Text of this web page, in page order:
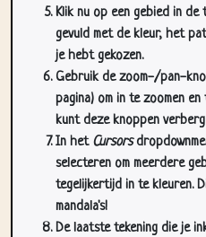
Klik nu op een gebied in
gevuld met de kleur, het
je hebt gekozen.
Gebruik de zoom-/pan-
pagina) om in te zoomen
kunt deze knoppen
In het Cursors
selecteren om meerdere
tegelijkertijd in te kleuren.
mandala's!
De laatste tekening die je